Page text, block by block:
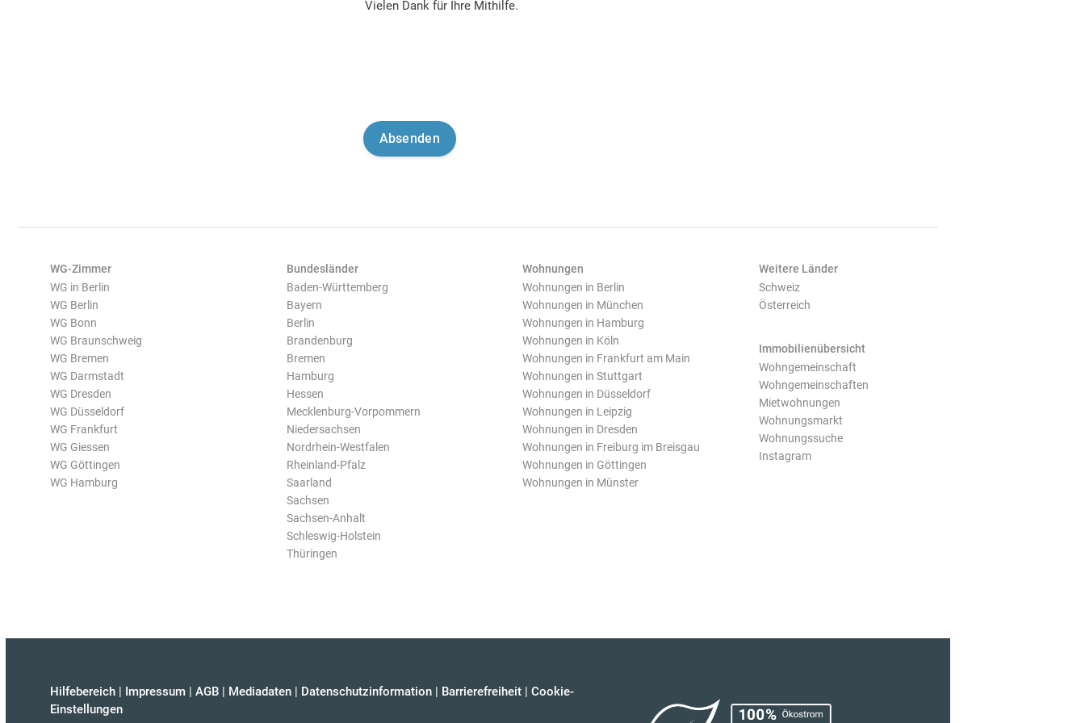
Vielen Dank für Ihre Mithilfe.
WG-Zimmer
WG in Berlin
WG Berlin
WG Bonn
WG Braunschweig
WG Bremen
WG Darmstadt
WG Dresden
WG Düsseldorf
WG Frankfurt
WG Giessen
WG Göttingen
WG Hamburg
Bundesländer
Baden-Württemberg
Bayern
Berlin
Brandenburg
Bremen
Hamburg
Hessen
Mecklenburg-Vorpommern
Niedersachsen
Nordrhein-Westfalen
Rheinland-Pfalz
Saarland
Sachsen
Sachsen-Anhalt
Schleswig-Holstein
Thüringen
Wohnungen
Wohnungen in Berlin
Wohnungen in München
Wohnungen in Hamburg
Wohnungen in Köln
Wohnungen in Frankfurt am Main
Wohnungen in Stuttgart
Wohnungen in Düsseldorf
Wohnungen in Leipzig
Wohnungen in Dresden
Wohnungen in Freiburg im Breisgau
Wohnungen in Göttingen
Wohnungen in Münster
Weitere Länder
Schweiz
Österreich
Immobilienübersicht
Wohngemeinschaft
Wohngemeinschaften
Mietwohnungen
Wohnungsmarkt
Wohnungssuche
Instagram
Hilfebereich | Impressum | AGB | Mediadaten | Datenschutzinformation | Barrierefreiheit | Cookie-
Einstellungen